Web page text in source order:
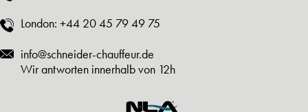
London: +44 20 45 79 49 75
info@schneider-chauffeur.de
Wir antworten innerhalb von 12h